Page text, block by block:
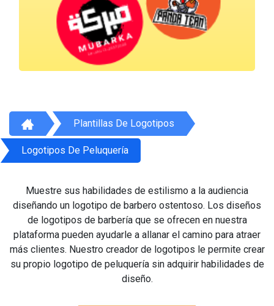
Plantillas De Logotipos
Logotipos De Peluquería
Muestre sus habilidades de estilismo a la audiencia
diseñando un logotipo de barbero ostentoso. Los diseños
de logotipos de barbería que se ofrecen en nuestra
plataforma pueden ayudarle a allanar el camino para atraer
más clientes. Nuestro creador de logotipos le permite crear
su propio logotipo de peluquería sin adquirir habilidades de
diseño.